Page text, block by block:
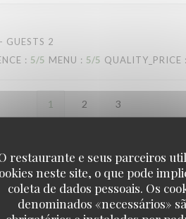
restaurante e seus parceiros
neste site, o que pode
coleta de dados pessoais. Os
denominados «necessários»
GUESTS 2
: 5/5 MENU : 5/5 QUALITY_PRICE
1 2 3